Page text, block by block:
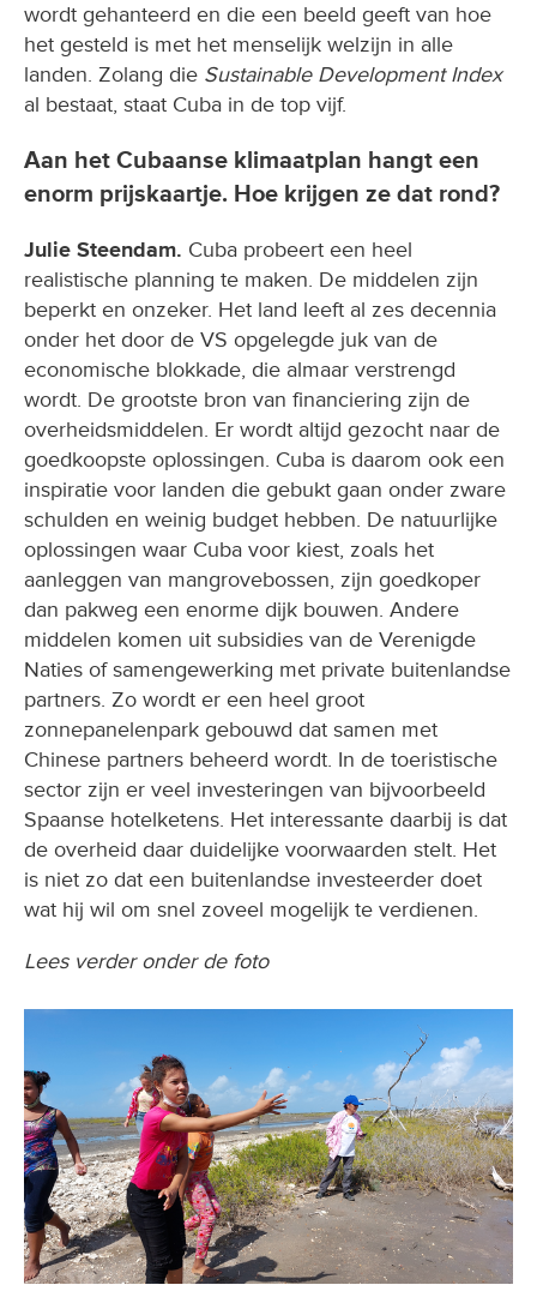
wordt gehanteerd en die een beeld geeft van hoe
het gesteld is met het menselijk welzijn in alle
landen. Zolang die Sustainable Development Index
al bestaat, staat Cuba in de top vijf.
Aan het Cubaanse klimaatplan hangt een
enorm prijskaartje. Hoe krijgen ze dat rond?
Julie Steendam. Cuba probeert een heel
realistische planning te maken. De middelen zijn
beperkt en onzeker. Het land leeft al zes decennia
onder het door de VS opgelegde juk van de
economische blokkade, die almaar verstrengd
wordt. De grootste bron van financiering zijn de
overheidsmiddelen. Er wordt altijd gezocht naar de
goedkoopste oplossingen. Cuba is daarom ook een
inspiratie voor landen die gebukt gaan onder zware
schulden en weinig budget hebben. De natuurlijke
oplossingen waar Cuba voor kiest, zoals het
aanleggen van mangrovebossen, zijn goedkoper
dan pakweg een enorme dijk bouwen. Andere
middelen komen uit subsidies van de Verenigde
Naties of samengewerking met private buitenlandse
partners. Zo wordt er een heel groot
zonnepanelenpark gebouwd dat samen met
Chinese partners beheerd wordt. In de toeristische
sector zijn er veel investeringen van bijvoorbeeld
Spaanse hotelketens. Het interessante daarbij is dat
de overheid daar duidelijke voorwaarden stelt. Het
is niet zo dat een buitenlandse investeerder doet
wat hij wil om snel zoveel mogelijk te verdienen.
Lees verder onder de foto